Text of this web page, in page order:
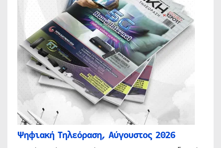
Ψηφιακή Τηλεόραση, Αύγουστος 2026